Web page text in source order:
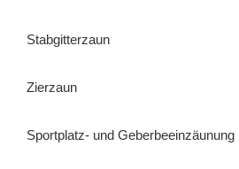
Stabgitterzaun
Zierzaun
Sportplatz- und Geberbeeinzäunung